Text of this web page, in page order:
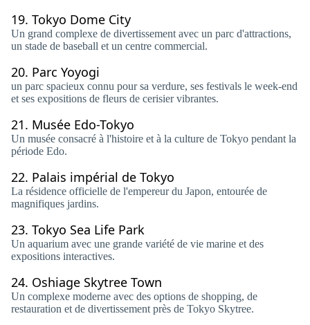
19. Tokyo Dome City
Un grand complexe de divertissement avec un parc d'attractions,
un stade de baseball et un centre commercial.
20. Parc Yoyogi
un parc spacieux connu pour sa verdure, ses festivals le week-end
et ses expositions de fleurs de cerisier vibrantes.
21. Musée Edo-Tokyo
Un musée consacré à l'histoire et à la culture de Tokyo pendant la
période Edo.
22. Palais impérial de Tokyo
La résidence officielle de l'empereur du Japon, entourée de
magnifiques jardins.
23. Tokyo Sea Life Park
Un aquarium avec une grande variété de vie marine et des
expositions interactives.
24. Oshiage Skytree Town
Un complexe moderne avec des options de shopping, de
restauration et de divertissement près de Tokyo Skytree.